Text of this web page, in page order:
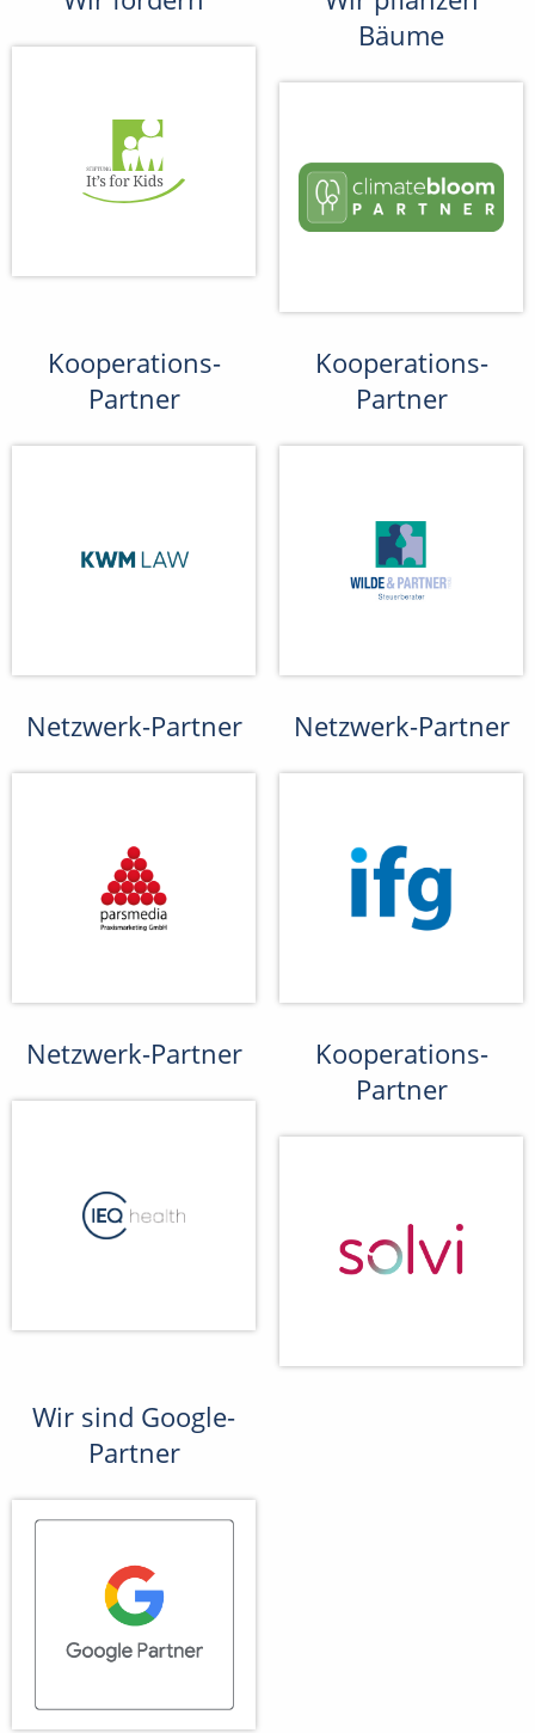
Bäume
Kooperations-
Partner
Kooperations-
Partner
Netzwerk-Partner Netzwerk-Partner
Netzwerk-Partner
Kooperations-
Partner
Wir sind Google-
Partner